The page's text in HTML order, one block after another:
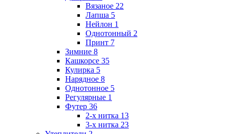
Вязаное 22
Лапша 5
Нейлон 1
Однотонный 2
Принт 7
Зимние 8
Кашкорсе 35
Кулирка 5
Нарядное 8
Однотонное 5
Регулярные 1
Футер 36
2-х нитка 13
3-х нитка 23